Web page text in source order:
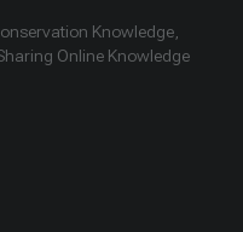
Knowledge,
Online Knowledge